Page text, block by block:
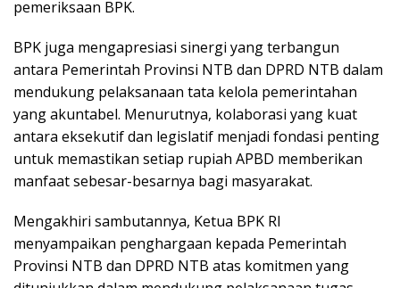
pemeriksaan BPK.
BPK juga mengapresiasi sinergi yang terbangun
antara Pemerintah Provinsi NTB dan DPRD NTB dalam
mendukung pelaksanaan tata kelola pemerintahan
yang akuntabel. Menurutnya, kolaborasi yang kuat
antara eksekutif dan legislatif menjadi fondasi penting
untuk memastikan setiap rupiah APBD memberikan
manfaat sebesar-besarnya bagi masyarakat.
Mengakhiri sambutannya, Ketua BPK RI
menyampaikan penghargaan kepada Pemerintah
Provinsi NTB dan DPRD NTB atas komitmen yang